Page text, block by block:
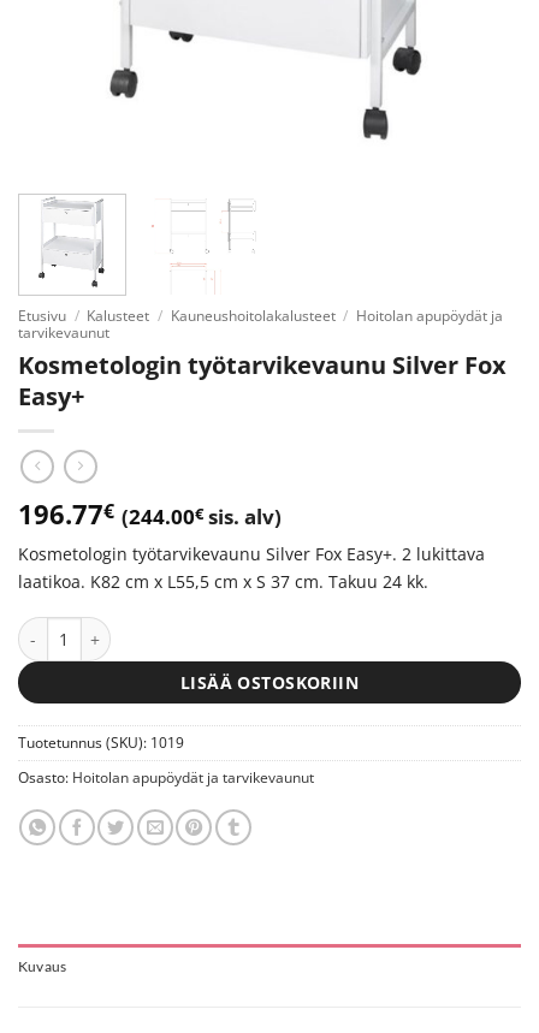
Etusivu / Kalusteet / Kauneushoitolakalusteet / Hoitolan apupöydät ja
tarvikevaunut
Kosmetologin työtarvikevaunu Silver Fox
Easy+
196.77€ (244.00€sis. alv)
Kosmetologin työtarvikevaunu Silver Fox Easy+. 2 lukittava
laatikoa. K82 cm x L55,5 cm x S 37 cm. Takuu 24 kk.
Kosmetologin työtarvikevaunu Silver Fox Easy+ määrä
LISÄÄ OSTOSKORIIN
Tuotetunnus (SKU): 1019
Osasto: Hoitolan apupöydät ja tarvikevaunut
Kuvaus